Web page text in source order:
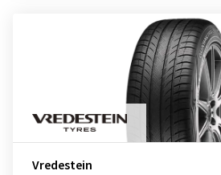
Vredestein